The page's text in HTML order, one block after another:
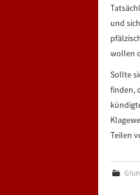
und
wollen
Sollte
finden,
Teilen